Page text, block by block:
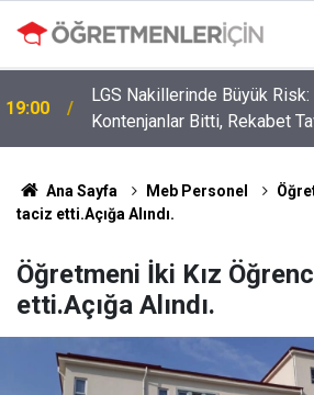
19:00
LGS Nakillerinde Büyük
Kontenjanlar Bitti, Rekabet
Ana Sayfa Meb Personel
taciz etti.Açığa Alındı.
Öğretmeni İki Kız
etti.Açığa Alındı.